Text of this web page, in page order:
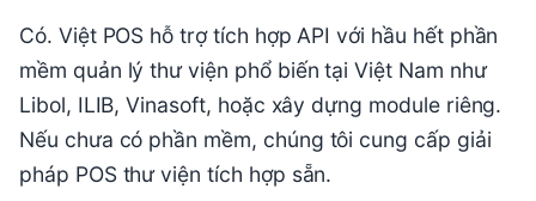
Có. Việt POS hỗ trợ tích hợp API với hầu hết phần
mềm quản lý thư viện phổ biến tại Việt Nam như
Libol, ILIB, Vinasoft, hoặc xây dựng module riêng.
Nếu chưa có phần mềm, chúng tôi cung cấp giải
pháp POS thư viện tích hợp sẵn.